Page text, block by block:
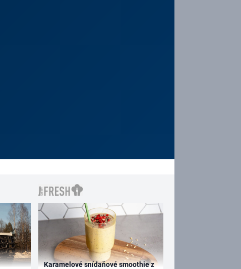
Karamelové snídaňové smoothie z